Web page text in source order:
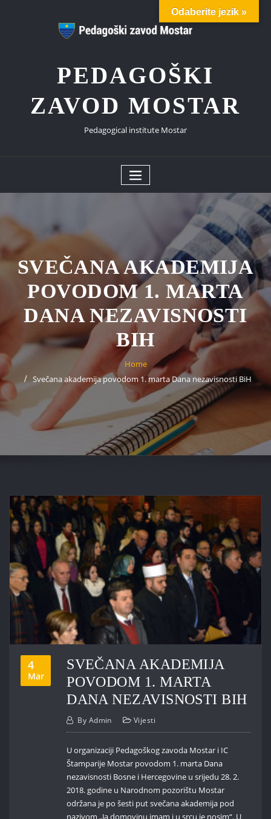
PEDAGOŠKI
ZAVOD MOSTAR
Pedagogical institute Mostar
SVEČANA AKADEMIJA
POVODOM 1. MARTA
DANA NEZAVISNOSTI
BIH
Home
Svečana akademija povodom 1. marta Dana nezavisnosti BiH
4
Mar
SVEČANA AKADEMIJA
POVODOM 1. MARTA
DANA NEZAVISNOSTI BIH
By Admin Vijesti
U organizaciji Pedagoškog zavoda Mostar i IC
Štamparije Mostar povodom 1. marta Dana
nezavisnosti Bosne i Hercegovine u srijedu 28. 2.
2018. godine u Narodnom pozorištu Mostar
održana je po šesti put svečana akademija pod
nazivom „Ja domovinu imam i u srcu je nosim“. U
Odaberite jezik »